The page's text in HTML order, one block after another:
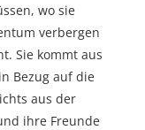
wo sie
verbergen
Sie kommt aus
Bezug auf die
aus der
ihre Freunde